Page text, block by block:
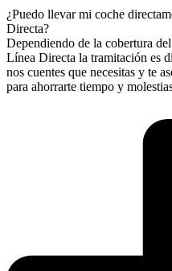
¿Puedo llevar mi coche
Directa?
Dependiendo de la cobertura
Línea Directa la tramitación es
nos cuentes que necesitas y te
para ahorrarte tiempo y